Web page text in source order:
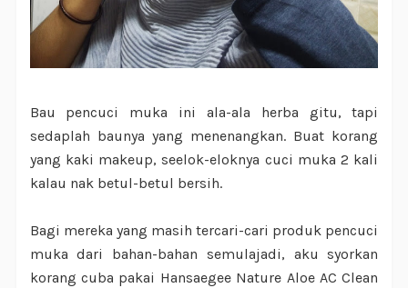
Bau pencuci muka ini ala-ala herba gitu, tapi
sedaplah baunya yang menenangkan. Buat korang
yang kaki makeup, seelok-eloknya cuci muka 2 kali
kalau nak betul-betul bersih.
Bagi mereka yang masih tercari-cari produk pencuci
muka dari bahan-bahan semulajadi, aku syorkan
korang cuba pakai Hansaegee Nature Aloe AC Clean